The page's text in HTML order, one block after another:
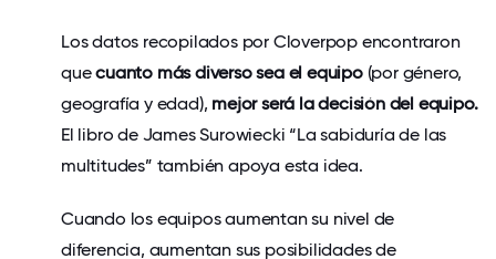
Los datos recopilados por Cloverpop encontraron
quecuanto más diverso sea el equipo(por género,
geografía y edad), mejor será la decisión del equipo.
El libro de James Surowiecki “La sabiduría de las
multitudes” también apoya esta idea.
Cuando los equipos aumentan su nivel de
diferencia, aumentan sus posibilidades de